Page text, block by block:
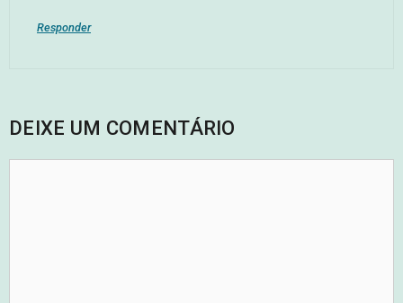
Responder
DEIXE UM COMENTÁRIO